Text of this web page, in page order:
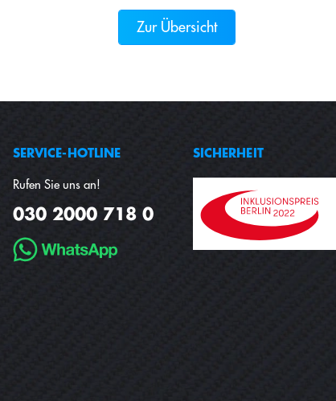
Zur Übersicht
SERVICE-HOTLINE
Rufen Sie uns an!
030 2000 718 0
SICHERHEIT